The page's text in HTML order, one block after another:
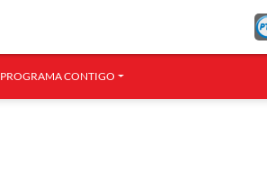
PROGRAMA CONTIGO